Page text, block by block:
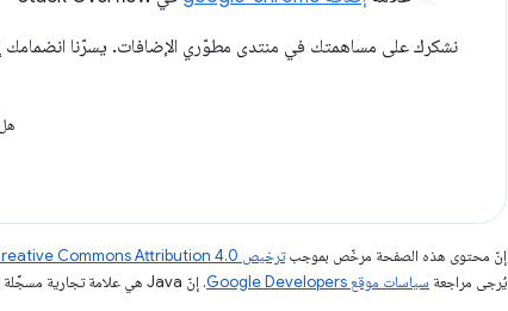
نشكرك على مساهمتك في منتدى مطوّري الإضافات. يسرّنا انضمامك
إنّ محتوى هذه الصفحة مرخّص بموجبترخيص Creative Commons Attribution 4.0‏
يُرجى مراجعة سياسات موقع Google Developers‏ . إنّ Java هي علامة تجارية مسجَّلة لشركة Oracle و/أو شركائها التابعين.